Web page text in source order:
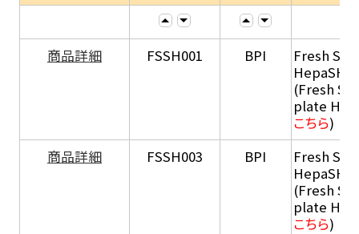
商品詳細 FSSH001 BPI
Fresh
HepaSH®
(Fresh
plate
こちら)
商品詳細
FSSH003 BPI
Fresh
HepaSH®
(Fresh
plate
こちら)